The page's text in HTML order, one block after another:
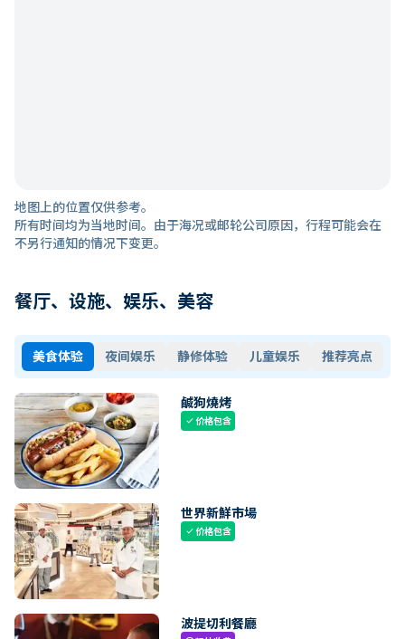
地图上的位置仅供参考。
所有时间均为当地时间。由于海况或邮轮公司原因，行程可能会在
不另行通知的情况下变更。
餐厅、设施、娱乐、美容
美食体验 夜间娱乐 静修体验 儿童娱乐 推荐亮点
鹹狗燒烤
check价格包含
世界新鮮市場
check价格包含
波提切利餐廳